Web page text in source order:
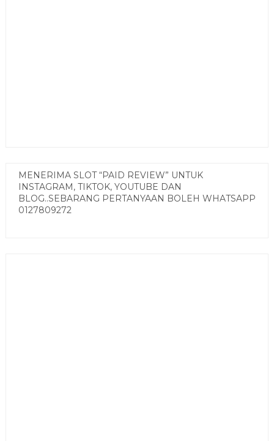
MENERIMA SLOT “PAID REVIEW” UNTUK
INSTAGRAM, TIKTOK, YOUTUBE DAN
BLOG..SEBARANG PERTANYAAN BOLEH WHATSAPP
0127809272